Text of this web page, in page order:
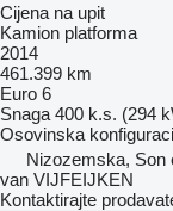
Cijena na upit
Kamion platforma
2014
461.399 km
Euro 6
Snaga 400 k.s. (294
Osovinska
Nizozemska, Son
van VIJFEIJKEN
Kontaktirajte